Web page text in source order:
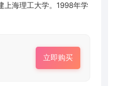
上海理工大学。1998年学
立即购买